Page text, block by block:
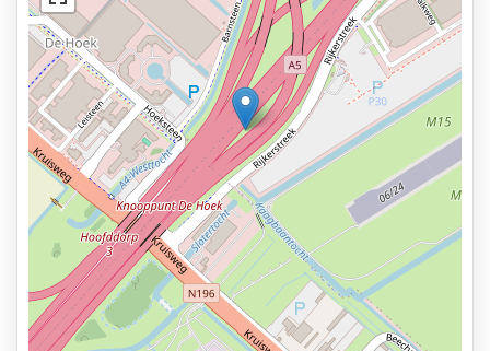
Asfalt of bestrating
Verlicht terrein
Bewaker ter plaatse
Toiletten aanwezig
Services
24 uur per dag geopend
Vooraf reserveren
3.9km naar vertrekhal
Bekijk op kaart